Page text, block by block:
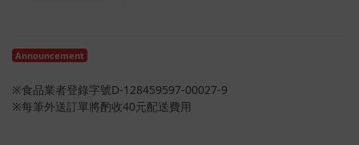
Announcement
※食品業者登錄字號D-128459597-00027-9
※每筆外送訂單將酌收40元配送費用